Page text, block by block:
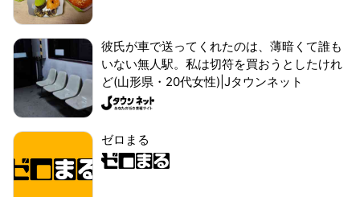
彼氏が車で送ってくれたのは、薄暗くて誰も
いない無人駅。私は切符を買おうとしたけれ
ど(山形県・20代女性)|Jタウンネット
ゼロまる